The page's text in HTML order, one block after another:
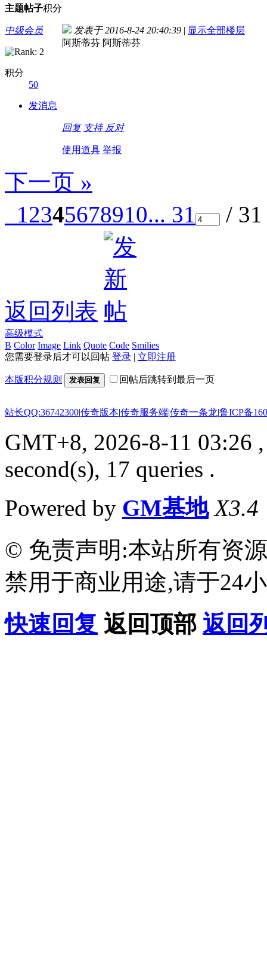
主题帖子积分
中级会员
积分
50
发消息
发表于 2016-8-24 20:40:39 | 显示全部楼层
阿斯蒂芬 阿斯蒂芬
回复 支持 反对
使用道具 举报
下一页 »
12345678910... 31 /
返回列表
高级模式
B Color Image Link Quote Code Smilies
您需要登录后才可以回帖 登录 | 立即注册
本版积分规则 发表回复 回帖后跳转到最后一页
站长QQ:36742300|传奇版本|传奇服务端|传奇一条龙|鲁ICP备
GMT+8, 2026-8-11 03:26
second(s), 17 queries .
Powered by GM基地 X3.4
© 免责声明:本站所有资
禁用于商业用途,请于24
快速回复 返回顶部 返回